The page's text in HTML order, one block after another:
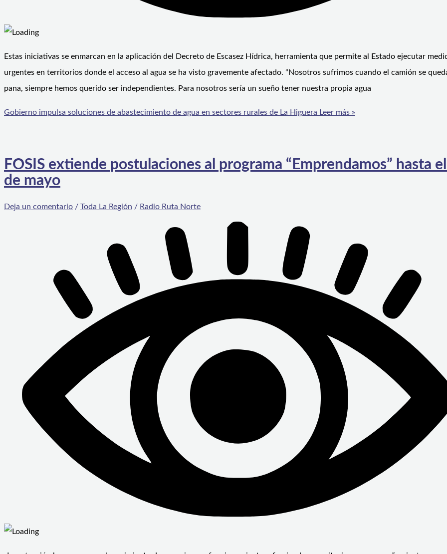
Estas iniciativas se enmarcan en la aplicación del Decreto de Escasez Hídrica, herramienta que permite al Estado ejecutar
urgentes en territorios donde el acceso al agua se ha visto gravemente afectado. “Nosotros sufrimos cuando el camión se
pana, siempre hemos querido ser independientes. Para nosotros sería un sueño tener nuestra propia agua
Gobierno impulsa soluciones de abastecimiento de agua en sectores rurales de La Higuera Leer más »
FOSIS extiende postulaciones al programa “Emprendamos” hasta
de mayo
Deja un comentario / Toda La Región / Radio Ruta Norte